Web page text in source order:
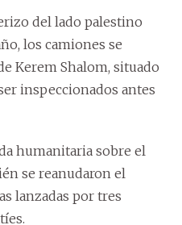
del lado palestino
los camiones se
Kerem Shalom, situado
inspeccionados antes
humanitaria sobre el
se reanudaron el
lanzadas por tres